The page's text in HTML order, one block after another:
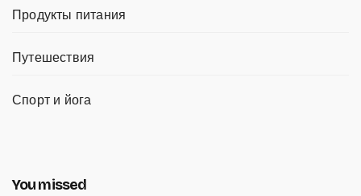
Продукты питания
Путешествия
Спорт и йога
You missed